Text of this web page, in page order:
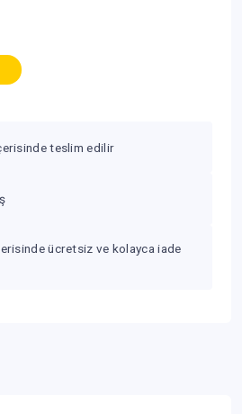
teslim edilir
ücretsiz ve kolayca iade